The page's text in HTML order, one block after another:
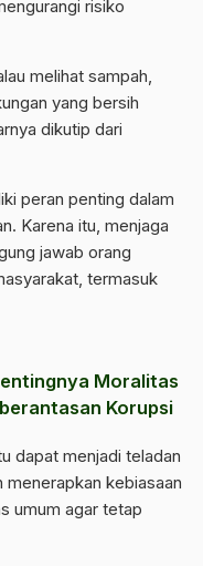
risiko
melihat sampah,
yang bersih
dikutip dari
peran penting dalam
Karena itu, menjaga
jawab orang
termasuk
Moralitas
Korupsi
dapat menjadi teladan
kebiasaan
umum agar tetap